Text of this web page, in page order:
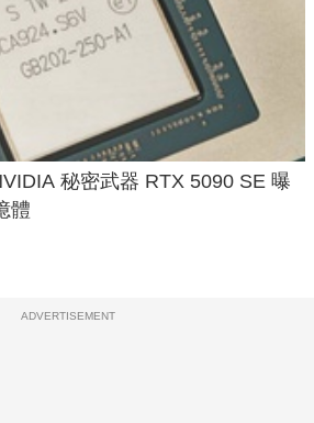
秘密武器 RTX 5090 SE 曝
體
ADVERTISEMENT